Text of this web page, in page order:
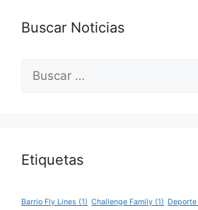
Buscar Noticias
Etiquetas
Barrio Fly Lines (1) Challenge Family (1) Deporte